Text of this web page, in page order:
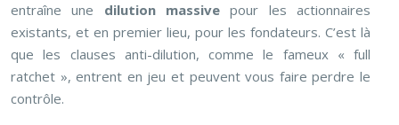
entraîne une dilution massive pour les actionnaires
existants, et en premier lieu, pour les fondateurs. C’est là
que les clauses anti-dilution, comme le fameux « full
ratchet », entrent en jeu et peuvent vous faire perdre le
contrôle.